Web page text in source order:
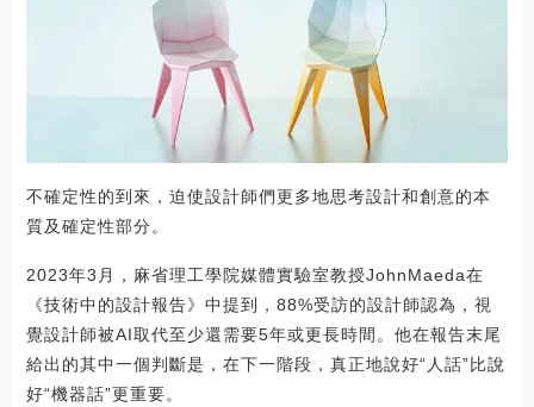
不確定性的到來，迫使設計師們更多地思考設計和創意的本
質及確定性部分。
2023年3月，麻省理工學院媒體實驗室教授JohnMaeda在
《技術中的設計報告》中提到，88%受訪的設計師認為，視
覺設計師被AI取代至少還需要5年或更長時間。他在報告末尾
給出的其中一個判斷是，在下一階段，真正地說好“人話”比說
好“機器話”更重要。